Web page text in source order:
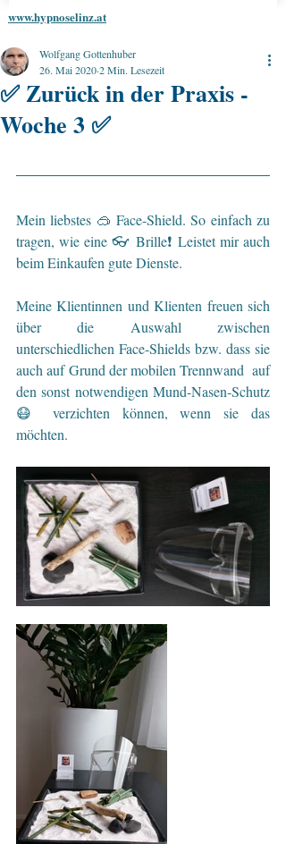
www.hypnoselinz.at
✅ Zurück in der Praxis -
Woche 3 ✅
Wolfgang Gottenhuber
26. Mai 20202 Min. Lesezeit
Mein liebstes 🥽 Face-Shield. So einfach zu
tragen, wie eine 👓 Brille❗️ Leistet mir auch
beim Einkaufen gute Dienste.
Meine Klientinnen und Klienten freuen sich
über die Auswahl zwischen
unterschiedlichen Face-Shields bzw. dass sie
auch auf Grund der mobilen Trennwand  auf
den sonst notwendigen Mund-Nasen-Schutz
😷 verzichten können, wenn sie das
möchten.